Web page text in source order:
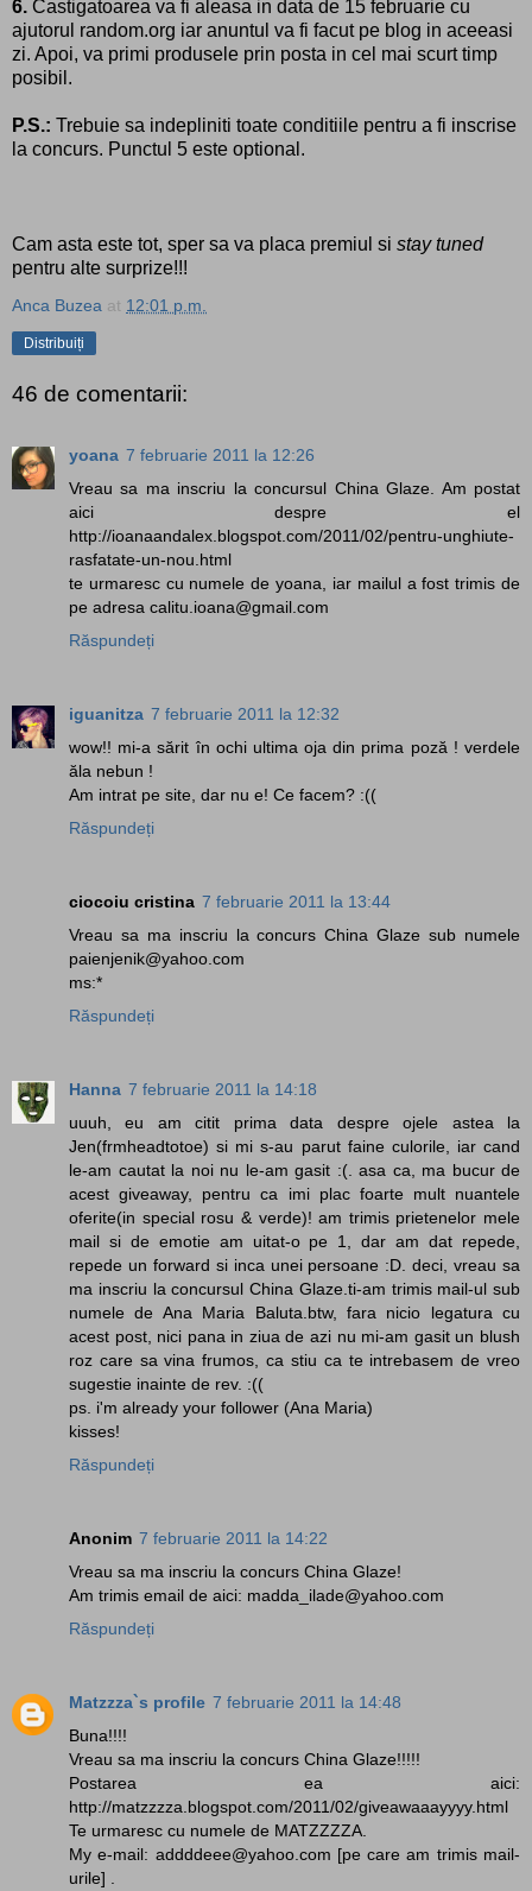
6. Castigatoarea va fi aleasa in data de 15 februarie cu
ajutorul random.org iar anuntul va fi facut pe blog in aceeasi
zi. Apoi, va primi produsele prin posta in cel mai scurt timp
posibil.
P.S.: Trebuie sa indepliniti toate conditiile pentru a fi inscrise
la concurs. Punctul 5 este optional.
Cam asta este tot, sper sa va placa premiul si stay tuned
pentru alte surprize!!!
Anca Buzea at 12:01 p.m.
Distribuiți
46 de comentarii:
yoana 7 februarie 2011 la 12:26
Vreau sa ma inscriu la concursul China Glaze. Am postat
aici despre el
http://ioanaandalex.blogspot.com/2011/02/pentru-unghiute-
rasfatate-un-nou.html
te urmaresc cu numele de yoana, iar mailul a fost trimis de
pe adresa calitu.ioana@gmail.com
Răspundeți
iguanitza 7 februarie 2011 la 12:32
wow!! mi-a sărit în ochi ultima oja din prima poză ! verdele
ăla nebun !
Am intrat pe site, dar nu e! Ce facem? :((
Răspundeți
ciocoiu cristina 7 februarie 2011 la 13:44
Vreau sa ma inscriu la concurs China Glaze sub numele
paienjenik@yahoo.com
ms:*
Răspundeți
Hanna 7 februarie 2011 la 14:18
uuuh, eu am citit prima data despre ojele astea la
Jen(frmheadtotoe) si mi s-au parut faine culorile, iar cand
le-am cautat la noi nu le-am gasit :(. asa ca, ma bucur de
acest giveaway, pentru ca imi plac foarte mult nuantele
oferite(in special rosu & verde)! am trimis prietenelor mele
mail si de emotie am uitat-o pe 1, dar am dat repede,
repede un forward si inca unei persoane :D. deci, vreau sa
ma inscriu la concursul China Glaze.ti-am trimis mail-ul sub
numele de Ana Maria Baluta.btw, fara nicio legatura cu
acest post, nici pana in ziua de azi nu mi-am gasit un blush
roz care sa vina frumos, ca stiu ca te intrebasem de vreo
sugestie inainte de rev. :((
ps. i'm already your follower (Ana Maria)
kisses!
Răspundeți
Anonim 7 februarie 2011 la 14:22
Vreau sa ma inscriu la concurs China Glaze!
Am trimis email de aici: madda_ilade@yahoo.com
Răspundeți
Matzzza`s profile 7 februarie 2011 la 14:48
Buna!!!!
Vreau sa ma inscriu la concurs China Glaze!!!!!
Postarea ea aici:
http://matzzzza.blogspot.com/2011/02/giveawaaayyyy.html
Te urmaresc cu numele de MATZZZZA.
My e-mail: addddeee@yahoo.com [pe care am trimis mail-
urile] .